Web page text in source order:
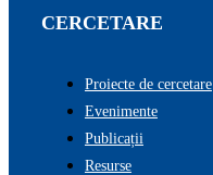
CERCETARE
Proiecte de cercetare
Evenimente
Publicații
Resurse